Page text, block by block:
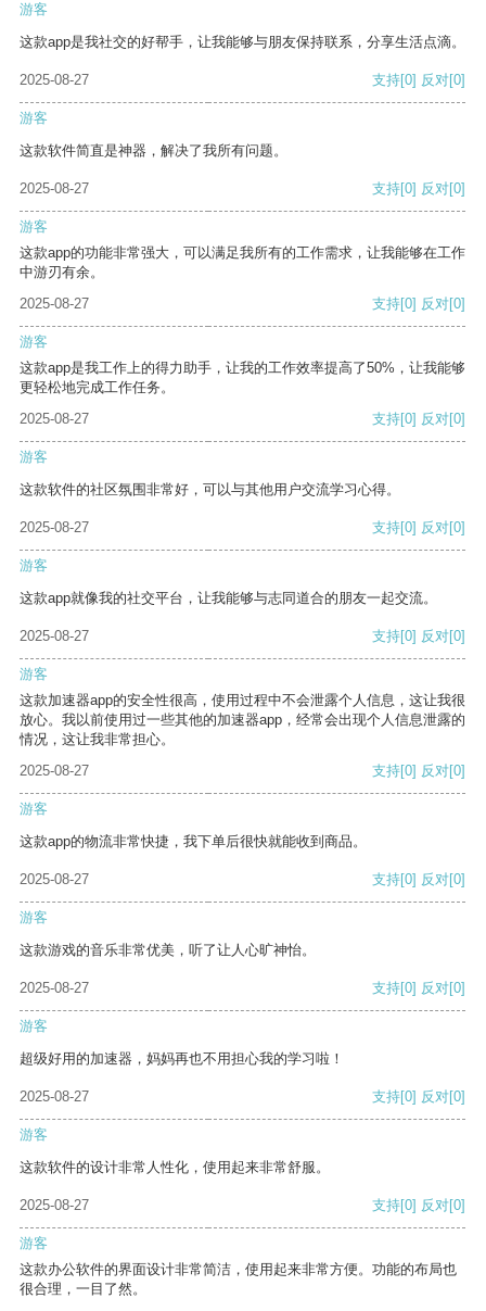
游客
这款app是我社交的好帮手，让我能够与朋友保持联系，分享生活点滴。
2025-08-27 支持[0] 反对[0]
游客
这款软件简直是神器，解决了我所有问题。
2025-08-27 支持[0] 反对[0]
游客
这款app的功能非常强大，可以满足我所有的工作需求，让我能够在工作
中游刃有余。
2025-08-27
支持[0] 反对[0]
游客
这款app是我工作上的得力助手，让我的工作效率提高了50%，让我能够
更轻松地完成工作任务。
2025-08-27
支持[0] 反对[0]
游客
这款软件的社区氛围非常好，可以与其他用户交流学习心得。
2025-08-27 支持[0] 反对[0]
游客
这款app就像我的社交平台，让我能够与志同道合的朋友一起交流。
2025-08-27 支持[0] 反对[0]
游客
这款加速器app的安全性很高，使用过程中不会泄露个人信息，这让我很
放心。我以前使用过一些其他的加速器app，经常会出现个人信息泄露的
情况，这让我非常担心。
2025-08-27
支持[0] 反对[0]
游客
这款app的物流非常快捷，我下单后很快就能收到商品。
2025-08-27 支持[0] 反对[0]
游客
这款游戏的音乐非常优美，听了让人心旷神怡。
2025-08-27 支持[0] 反对[0]
游客
超级好用的加速器，妈妈再也不用担心我的学习啦！
2025-08-27 支持[0] 反对[0]
游客
这款软件的设计非常人性化，使用起来非常舒服。
2025-08-27 支持[0] 反对[0]
游客
这款办公软件的界面设计非常简洁，使用起来非常方便。功能的布局也
很合理，一目了然。